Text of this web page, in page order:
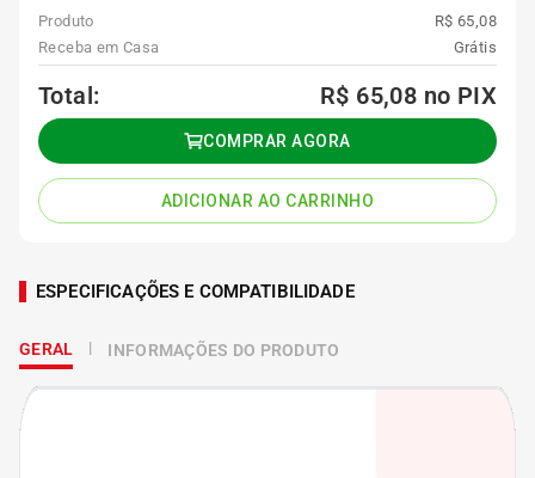
Produto
R$ 65,08
Receba em Casa
Grátis
Total: R$ 65,08 no PIX
COMPRAR AGORA
ADICIONAR AO CARRINHO
ESPECIFICAÇÕES E COMPATIBILIDADE
GERAL INFORMAÇÕES DO PRODUTO